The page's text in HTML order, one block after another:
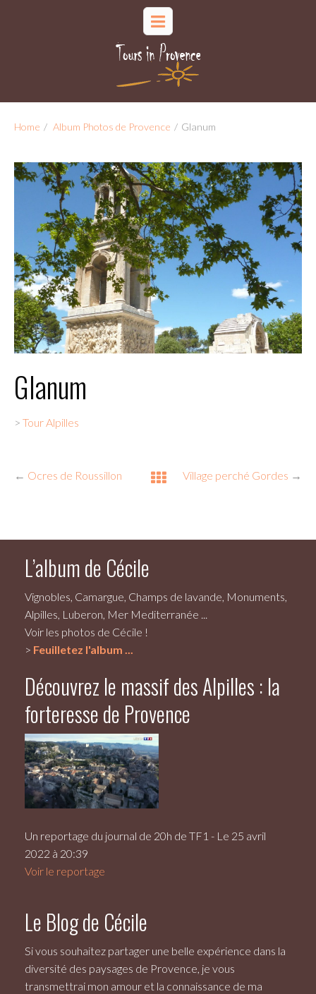
Home / Album Photos de Provence / Glanum
Glanum
> Tour Alpilles
Village perché Gordes →
← Ocres de Roussillon
L’album de Cécile
Vignobles, Camargue, Champs de lavande, Monuments,
Alpilles, Luberon, Mer Mediterranée ...
Voir les photos de Cécile !
> Feuilletez l'album ...
Découvrez le massif des Alpilles : la
forteresse de Provence
Un reportage du journal de 20h de TF1 - Le 25 avril
2022 à 20:39
Voir le reportage
Le Blog de Cécile
Si vous souhaitez partager une belle expérience dans la
diversité des paysages de Provence, je vous
transmettrai mon amour et la connaissance de ma